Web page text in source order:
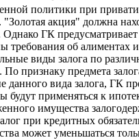
политики при
акция" должна
ГК
об
виды залога по
признаку предмета
вида залога, ГК
применяться к
имущества
при кредитных
может уменьшаться